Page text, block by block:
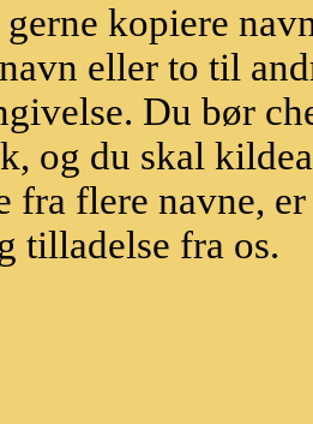
kopiere
eller to til
Du bør
og du skal
fra flere navne,
tilladelse fra os.